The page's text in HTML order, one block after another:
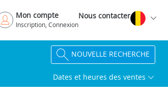
Mon compte
Inscription, Connexion
Nous contacter
NOUVELLE RECHERCHE
Dates et heures des ventes